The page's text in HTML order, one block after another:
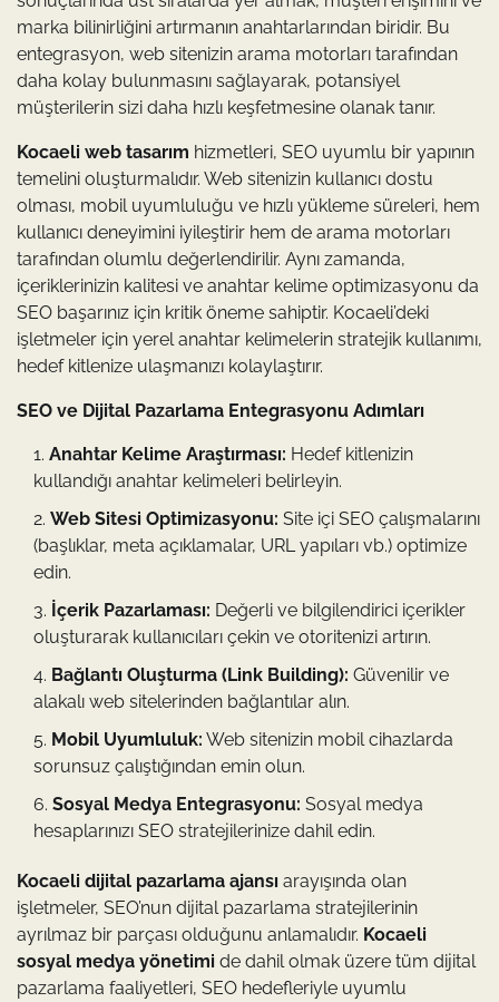
marka bilinirliğini artırmanın anahtarlarından biridir. Bu
entegrasyon, web sitenizin arama motorları tarafından
daha kolay bulunmasını sağlayarak, potansiyel
müşterilerin sizi daha hızlı keşfetmesine olanak tanır.
Kocaeli web tasarım hizmetleri, SEO uyumlu bir yapının
temelini oluşturmalıdır. Web sitenizin kullanıcı dostu
olması, mobil uyumluluğu ve hızlı yükleme süreleri, hem
kullanıcı deneyimini iyileştirir hem de arama motorları
tarafından olumlu değerlendirilir. Aynı zamanda,
içeriklerinizin kalitesi ve anahtar kelime optimizasyonu da
SEO başarınız için kritik öneme sahiptir. Kocaeli’deki
işletmeler için yerel anahtar kelimelerin stratejik kullanımı,
hedef kitlenize ulaşmanızı kolaylaştırır.
SEO ve Dijital Pazarlama Entegrasyonu Adımları
Anahtar Kelime Araştırması: Hedef kitlenizin
kullandığı anahtar kelimeleri belirleyin.
Web Sitesi Optimizasyonu: Site içi SEO çalışmalarını
(başlıklar, meta açıklamalar, URL yapıları vb.) optimize
edin.
İçerik Pazarlaması: Değerli ve bilgilendirici içerikler
oluşturarak kullanıcıları çekin ve otoritenizi artırın.
Bağlantı Oluşturma (Link Building): Güvenilir ve
alakalı web sitelerinden bağlantılar alın.
Mobil Uyumluluk: Web sitenizin mobil cihazlarda
sorunsuz çalıştığından emin olun.
Sosyal Medya Entegrasyonu: Sosyal medya
hesaplarınızı SEO stratejilerinize dahil edin.
Kocaeli dijital pazarlama ajansı arayışında olan
işletmeler, SEO’nun dijital pazarlama stratejilerinin
ayrılmaz bir parçası olduğunu anlamalıdır. Kocaeli
sosyal medya yönetimi de dahil olmak üzere tüm dijital
pazarlama faaliyetleri, SEO hedefleriyle uyumlu